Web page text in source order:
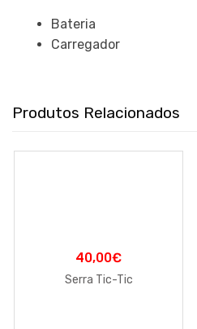
Bateria
Carregador
Produtos Relacionados
40,00€
Serra Tic-Tic